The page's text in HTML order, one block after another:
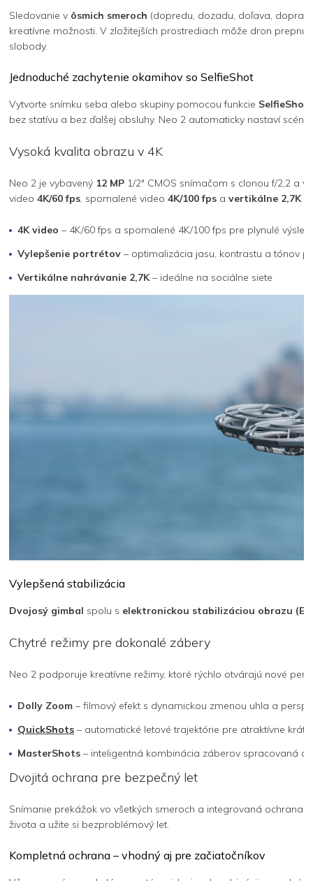
Sledovanie v ôsmich smeroch (dopredu, dozadu, doľava,
kreatívne možnosti. V zložitejších prostrediach môže dron
slobody.
Jednoduché zachytenie okamihov so SelfieShot
Vytvorte snímku seba alebo skupiny pomocou funkcie SelfieShot
bez statívu a bez ďalšej obsluhy. Neo 2 automaticky nastaví
Vysoká kvalita obrazu v 4K
Neo 2 je vybavený 12 MP 1/2" CMOS snímačom s clonou f/2,2 a
video 4K/60 fps, spomalené video 4K/100 fps a vertikálne 2,7K
4K video – 4K/60 fps a spomalené 4K/100 fps pre plynulé
Vylepšenie portrétov – optimalizácia jasu, kontrastu a tónov
Vertikálne nahrávanie 2,7K– ideálne na sociálne siete
Vylepšená stabilizácia
Dvojosý gimbal spolu s elektronickou stabilizáciou obrazu
Chytré režimy pre dokonalé zábery
Neo 2 podporuje kreatívne režimy, ktoré rýchlo otvárajú nové
Dolly Zoom – filmový efekt s dynamickou zmenou uhla a
QuickShots – automatické letové trajektórie pre atraktívne
MasterShots – inteligentná kombinácia záberov spracovaná
Dvojitá ochrana pre bezpečný let
Snímanie prekážok vo všetkých smeroch a integrovaná ochrana
života a užite si bezproblémový let.
Kompletná ochrana – vhodný aj pre začiatočníkov